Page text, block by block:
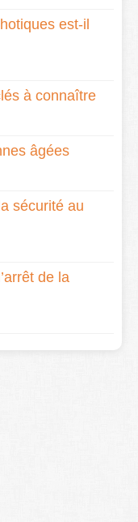
est-il
à connaître
âgées
sécurité au
de la